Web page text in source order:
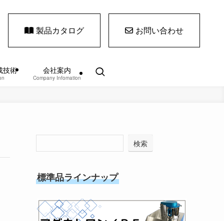
製品カタログ お問い合わせ
技術 会社案内
Company Infomation
検索
標準品ラインナップ